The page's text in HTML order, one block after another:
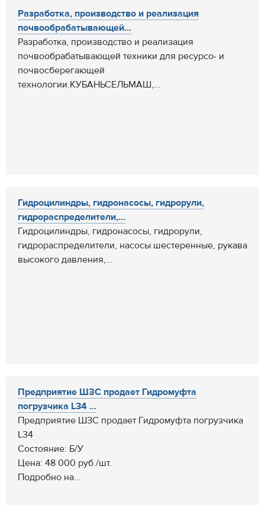
Разработка, производство и реализация
почвообрабатывающей...
Разработка, производство и реализация
почвообрабатывающей техники для ресурсо- и
почвосберегающей
технологии.КУБАНЬСЕЛЬМАШ,...
Гидроцилиндры, гидронасосы, гидрорули,
гидрораспределители,...
Гидроцилиндры, гидронасосы, гидрорули,
гидрораспределители, насосы шестеренные, рукава
высокого давления,...
Предприятие ШЗС продает Гидромуфта
погрузчика L34 ...
Предприятие ШЗС продает Гидромуфта погрузчика
L34
Состояние: Б/У
Цена: 48 000 руб./шт.
Подробно на...